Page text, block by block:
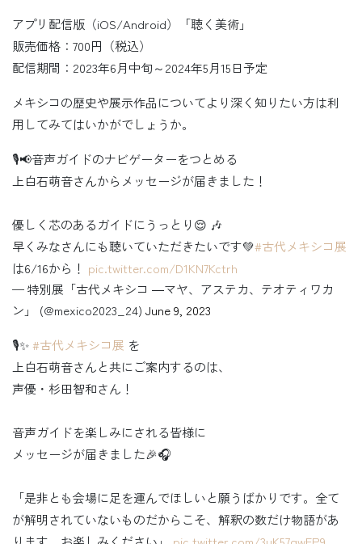
アプリ配信版（iOS/Android）「聴く美術」
販売価格：700円（税込）
配信期間：2023年6月中旬～2024年5月15日予定
メキシコの歴史や展示作品についてより深く知りたい方は利
用してみてはいかがでしょうか。
🎙️📢音声ガイドのナビゲーターをつとめる
上白石萌音さんからメッセージが届きました！
優しく芯のあるガイドにうっとり😌 🎶
早くみなさんにも聴いていただきたいです💚#古代メキシコ展
は6/16から！ pic.twitter.com/D1KN7Kctrh
— 特別展「古代メキシコ ―マヤ、アステカ、テオティワカ
ン」 (@mexico2023_24) June 9, 2023
🎙️✨#古代メキシコ展 を
上白石萌音さんと共にご案内するのは、
声優・杉田智和さん！
音声ガイドを楽しみにされる皆様に
メッセージが届きました🎉🎧
「是非とも会場に足を運んでほしいと願うばかりです。全て
が解明されていないものだからこそ、解釈の数だけ物語があ